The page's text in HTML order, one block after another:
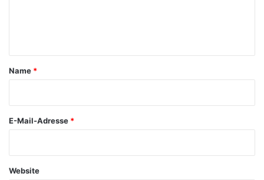
a
Name *
E-Mail-Adresse *
Website